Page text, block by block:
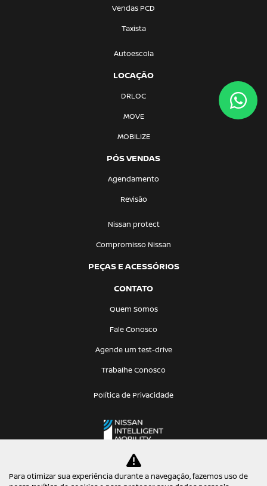
Vendas PCD
Taxista
Autoescola
LOCAÇÃO
DRLOC
MOVE
MOBILIZE
PÓS VENDAS
Agendamento
Revisão
Nissan protect
Compromisso Nissan
PEÇAS E ACESSÓRIOS
CONTATO
Quem Somos
Fale Conosco
Agende um test-drive
Trabalhe Conosco
Política de Privacidade
Para otimizar sua experiência durante a navegação, fazemos uso de